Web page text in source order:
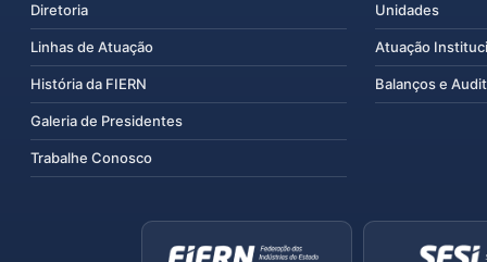
Diretoria
Linhas de Atuação
História da FIERN
Galeria de Presidentes
Trabalhe Conosco
Unidades
Atuação
Balanços e